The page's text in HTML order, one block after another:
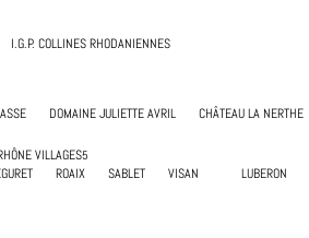
I.G.P. COLLINES RHODANIENNES
DOMAINE JULIETTE AVRIL CHÂTEAU LA NERTHE
VILLAGES
ROAIX SABLET VISAN LUBERON